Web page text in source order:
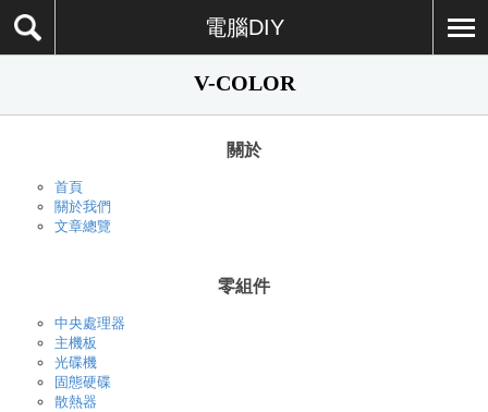
電腦DIY
V-COLOR
關於
首頁
關於我們
文章總覽
零組件
中央處理器
主機板
光碟機
固態硬碟
散熱器